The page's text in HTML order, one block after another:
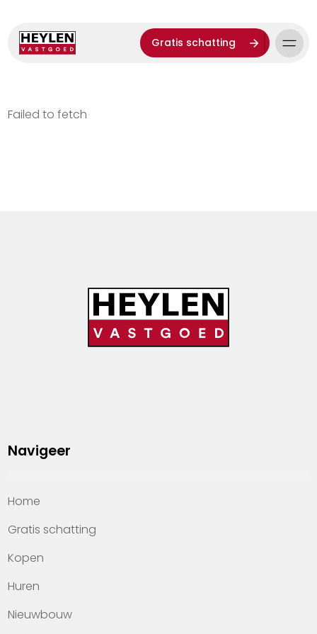
Gratis schatting
Failed to fetch
Navigeer
Home
Gratis schatting
Kopen
Huren
Nieuwbouw